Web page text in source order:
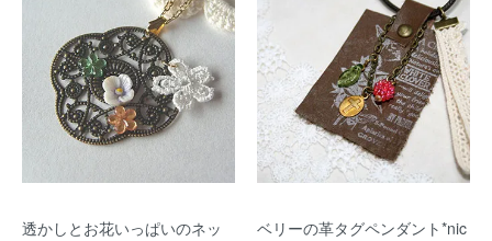
透かしとお花いっぱいのネッ
ベリーの革タグペンダント*nic